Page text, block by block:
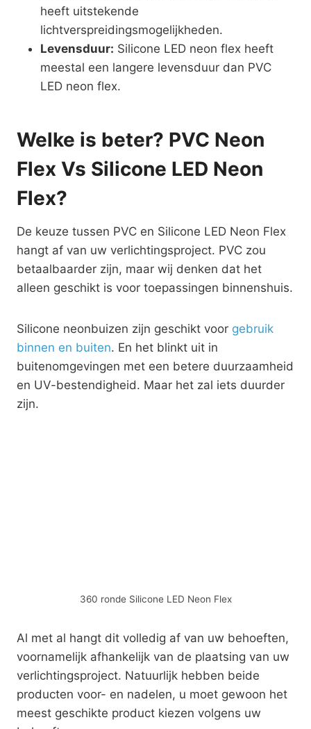
heeft uitstekende
lichtverspreidingsmogelijkheden.
Levensduur: Silicone LED neon flex heeft
meestal een langere levensduur dan PVC
LED neon flex.
Welke is beter? PVC Neon
Flex Vs Silicone LED Neon
Flex?
De keuze tussen PVC en Silicone LED Neon Flex
hangt af van uw verlichtingsproject. PVC zou
betaalbaarder zijn, maar wij denken dat het
alleen geschikt is voor toepassingen binnenshuis.
Silicone neonbuizen zijn geschikt voor gebruik
binnen en buiten. En het blinkt uit in
buitenomgevingen met een betere duurzaamheid
en UV-bestendigheid. Maar het zal iets duurder
zijn.
360 ronde Silicone LED Neon Flex
Al met al hangt dit volledig af van uw behoeften,
voornamelijk afhankelijk van de plaatsing van uw
verlichtingsproject. Natuurlijk hebben beide
producten voor- en nadelen, u moet gewoon het
meest geschikte product kiezen volgens uw